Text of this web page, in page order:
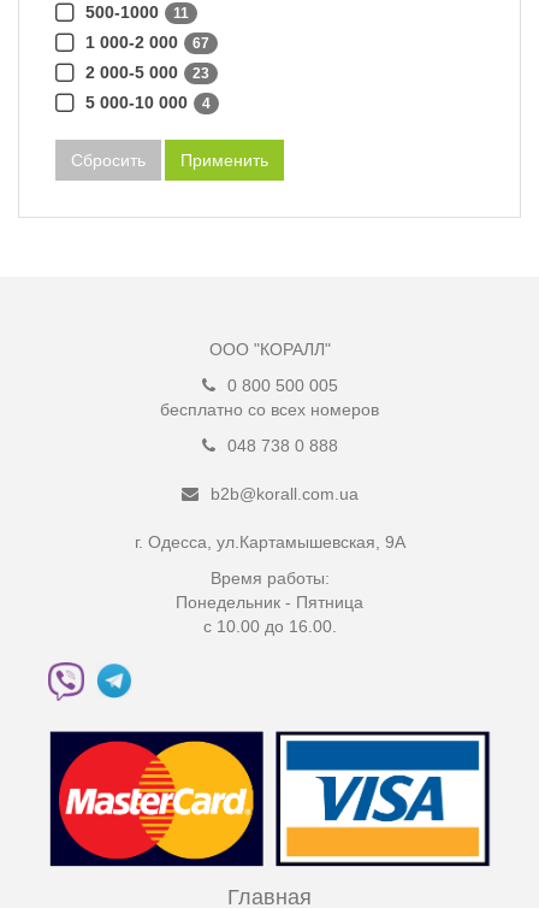
500-1000
11
1 000-2 000 67
2 000-5 000 23
5 000-10 000 4
Сбросить Применить
ООО "КОРАЛЛ"
0 800 500 005
бесплатно со всех номеров
048 738 0 888
b2b@korall.com.ua
г. Одесса, ул.Картамышевская, 9А
Время работы:
Понедельник - Пятница
с 10.00 до 16.00.
Главная